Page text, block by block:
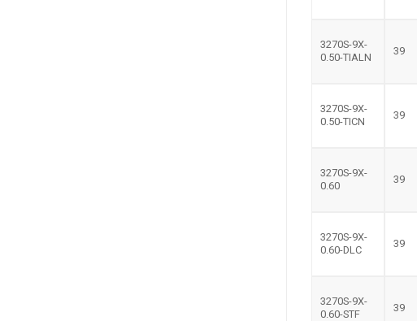
3270S-9X-
0.50-TIALN
39
3270S-9X-
0.50-TICN
39
3270S-9X-
0.60
39
3270S-9X-
0.60-DLC
39
3270S-9X-
0.60-STF
39